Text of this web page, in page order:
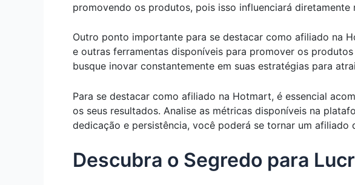
promovendo os produtos, pois isso influenciará diretamente
Outro ponto importante para se destacar como afiliado na
e outras ferramentas disponíveis para promover os
busque inovar constantemente em suas estratégias para
Para se destacar como afiliado na Hotmart, é essencial
os seus resultados. Analise as métricas disponíveis na
dedicação e persistência, você poderá se tornar um
Descubra o Segredo para